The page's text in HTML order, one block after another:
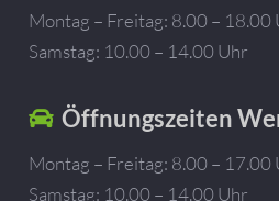
Montag – Freitag: 8.00 – 18.00
Samstag: 10.00 – 14.00 Uhr
Öffnungszeiten
Montag – Freitag: 8.00 – 17.00
Samstag: 10.00 – 14.00 Uhr